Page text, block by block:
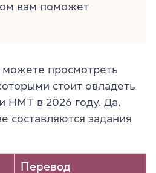
вам поможет
просмотреть
которыми стоит овладеть
НМТ в 2026 году. Да,
составляются задания
Перевод